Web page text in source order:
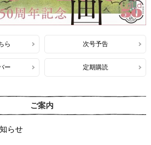
ら 次号予告
ー 定期購読
ご案内
らせ